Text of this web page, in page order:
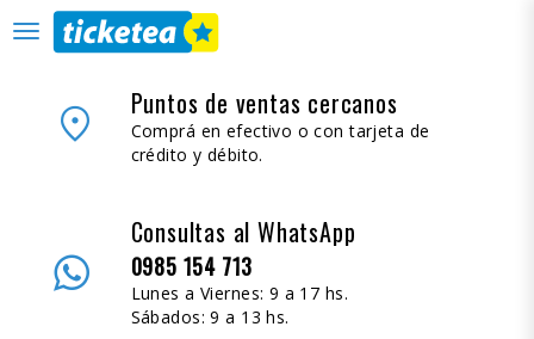
desplegar
navegación
place Puntos de ventas cercanos
Comprá en efectivo o con tarjeta de
crédito y débito.
Consultas al WhatsApp
0985 154 713
Lunes a Viernes: 9 a 17 hs.
Sábados: 9 a 13 hs.